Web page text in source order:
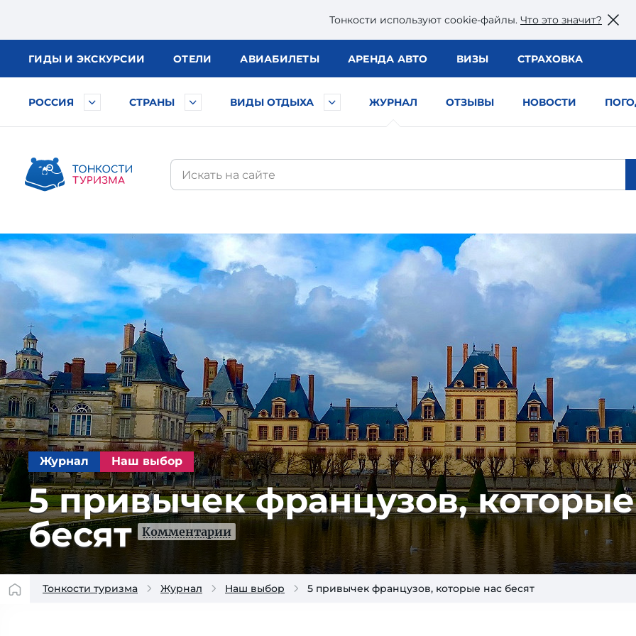
Тонкости используют сookie-файлы. Что это значит?
ГИДЫ И ЭКСКУРСИИ ОТЕЛИ АВИАБИЛЕТЫ АРЕНДА АВТО ВИЗЫ СТРАХОВКА
РОССИЯ СТРАНЫ ВИДЫ ОТДЫХА ЖУРНАЛ ОТЗЫВЫ НОВОСТИ
Журнал Наш выбор
5 привычек французов,
бесят
Комментарии
Тонкости туризма Журнал Наш выбор 5 привычек французов, которые нас бесят